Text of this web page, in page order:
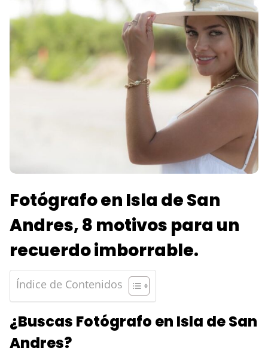
Fotógrafo en Isla de San
Andres, 8 motivos para un
recuerdo imborrable.
Índice de Contenidos
¿Buscas Fotógrafo en Isla de San
Andres?